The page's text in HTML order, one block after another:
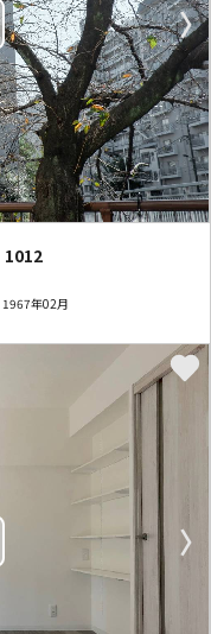
〉
1012
1967年02月
〉